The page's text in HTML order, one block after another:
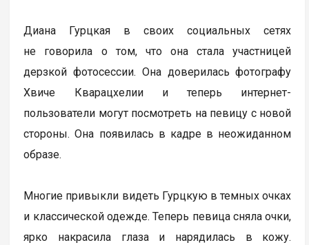
Диана Гурцкая в своих социальных сетях
не говорила о том, что она стала участницей
дерзкой фотосессии. Она доверилась фотографу
Хвиче Кварацхелии и теперь интернет-
пользователи могут посмотреть на певицу с новой
стороны. Она появилась в кадре в неожиданном
образе.
Многие привыкли видеть Гурцкую в темных очках
и классической одежде. Теперь певица сняла очки,
ярко накрасила глаза и нарядилась в кожу.